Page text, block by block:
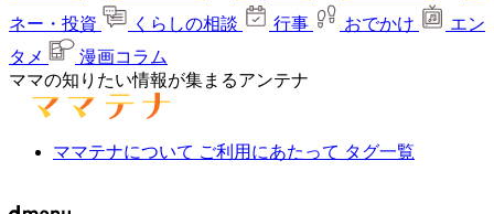
ネー・投資
くらしの相談 行事 おでかけ
エン
タメ
漫画コラム
ママの知りたい情報が集まるアンテナ
ママテナについて ご利用にあたって タグ一覧